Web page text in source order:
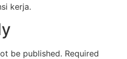
kerja.
be published. Required